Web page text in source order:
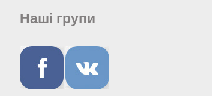
Наші групи